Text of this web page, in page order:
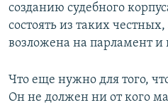
созданию судебного
состоять из таких
возложена на парламент и
Что еще нужно для того,
Он не должен ни от кого